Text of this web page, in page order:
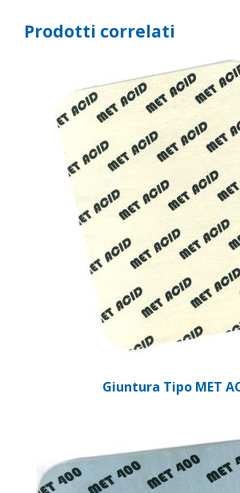
Prodotti correlati
Giuntura Tipo MET